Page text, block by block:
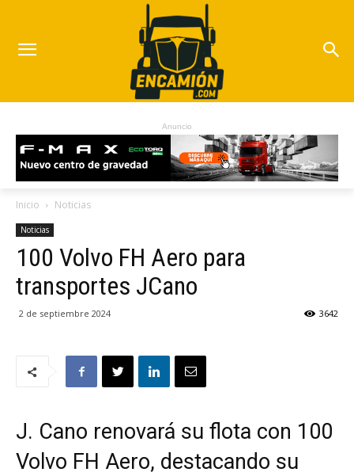
Anuncio
Inicio Noticias
Noticias
100 Volvo FH Aero para
transportes JCano
2 de septiembre 2024 3642
J. Cano renovará su flota con 100
Volvo FH Aero, destacando su